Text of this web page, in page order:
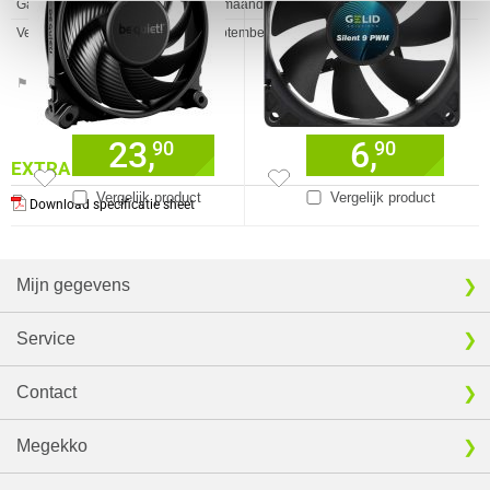
Garantie
72 maanden
Verkrijgbaar sinds
September 2014
⚑ Fout melden
EXTRA INFORMATIE
Download specificatie sheet
Vergelijk product
23,90
Vergelijk product
6,90
Mijn gegevens
Service
Contact
Megekko